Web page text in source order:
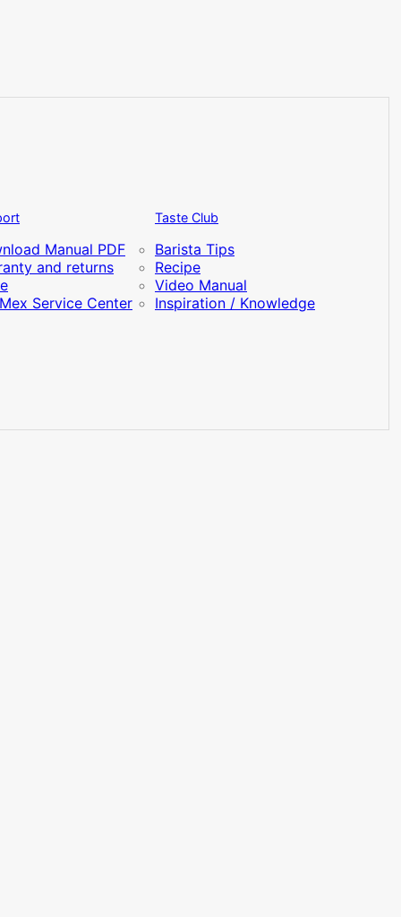
Manual PDF
and returns
Service Center
Taste Club
Barista Tips
Recipe
Video Manual
Inspiration / Knowledge